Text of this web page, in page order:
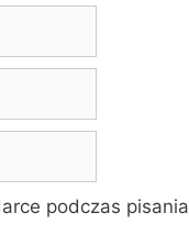
podczas pisania